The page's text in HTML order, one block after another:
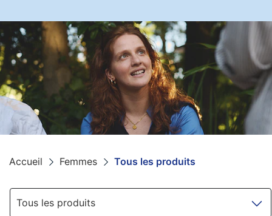
Accueil Femmes Tous les produits
Tous les produits